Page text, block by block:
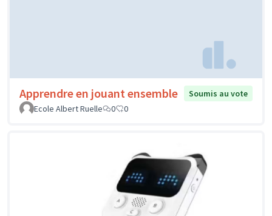
Apprendre en jouant ensemble
Soumis au vote
Ecole Albert Ruelle
0 0